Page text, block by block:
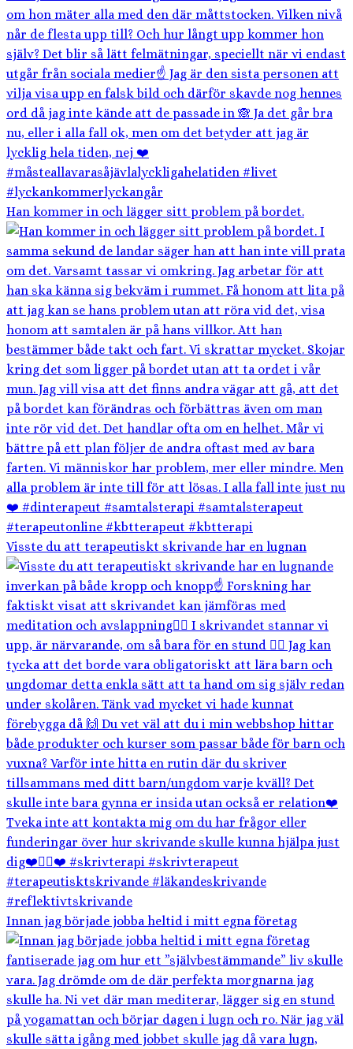
Han kommer in och lägger sitt problem på bordet.
Visste du att terapeutiskt skrivande har en lugnan
Innan jag började jobba heltid i mitt egna företag